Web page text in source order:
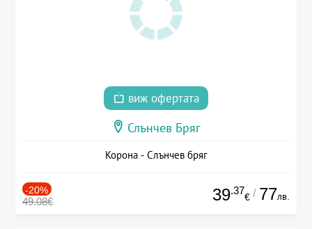
виж офертата
Слънчев Бряг
Корона - Слънчев бряг
-20%
49.08€ 39.37
€ / 77лв.